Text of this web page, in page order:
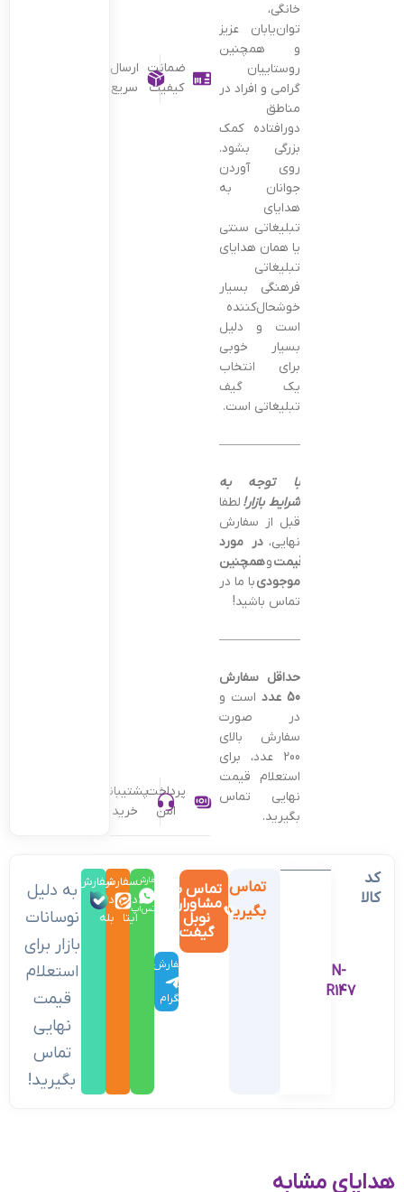
خانگی،
توان‌یابان عزیز
و همچنین
روستاییان
گرامی و افراد در
مناطق
دورافتاده کمک
بزرگی بشود.
روی آوردن
جوانان به
هدایای
تبلیغاتی سنتی
یا همان هدایای
تبلیغاتی
فرهنگی بسیار
خوشحال‌کننده
است و دلیل
بسیار خوبی
برای انتخاب
یک گیف
تبلیغاتی است.
——————————————–
با توجه به
شرایط بازار! لطفا
قبل از سفارش
نهایی،در مورد
قیمتوهمچنین
موجودیبا ما در
تماس باشید!
———————————————–
حداقل سفارش
50 عدد
است و
در صورت
سفارش بالای
200 عدد، برای
استعلام قیمت
نهایی تماس
بگیرید.
ضمانت
کیفیت
ارسال
سریع
پرداخت
امن
پشتیبانی
خرید
کد
کالا
N-
R147
تماس
بگیرید
تماس با
مشاوران
نوبل
گیفت
سفارش
در
تلگرام
سفارش
در
واتس‌اپ
سفارش
در
ایتا
سفارش
در
بله
به دلیل
نوسانات
بازار برای
استعلام
قیمت
نهایی
تماس
بگیرید!
هدایای مشابه